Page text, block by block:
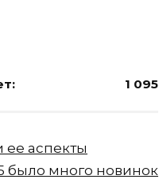
1 095
ее аспекты
было много новинок